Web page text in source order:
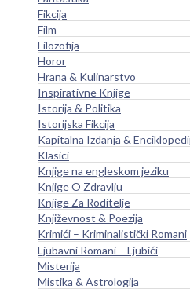
Fikcija
Film
Filozofija
Horor
Hrana & Kulinarstvo
Inspirativne Knjige
Istorija & Politika
Istorijska Fikcija
Kapitalna Izdanja &
Klasici
Knjige na engleskom jeziku
Knjige O Zdravlju
Knjige Za Roditelje
Književnost & Poezija
Krimići – Kriminalistički Romani
Ljubavni Romani – Ljubići
Misterija
Mistika & Astrologija